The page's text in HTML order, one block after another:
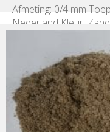
Afmeting: 0/4 mm
Nederland Kleur:
Meer informatie